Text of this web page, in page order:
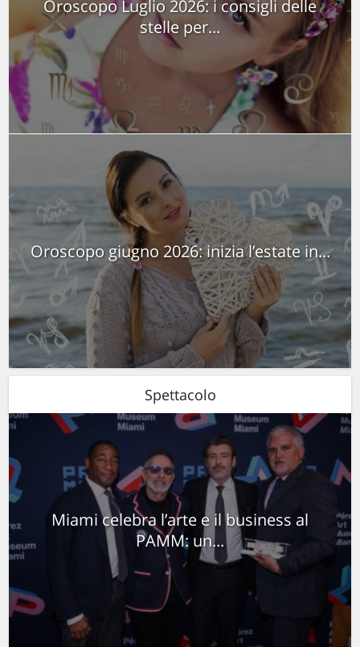
Oroscopo Luglio 2026: i consigli delle
stelle per...
Oroscopo giugno 2026: inizia l’estate in...
Spettacolo
Miami celebra l’arte e il business al
PAMM: un...